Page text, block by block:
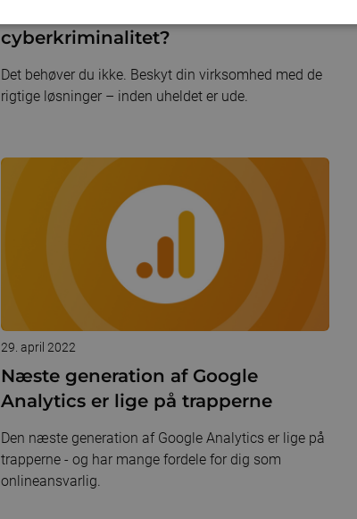
cyberkriminalitet?
Det behøver du ikke. Beskyt din virksomhed med de
rigtige løsninger – inden uheldet er ude.
29. april 2022
Næste generation af Google
Analytics er lige på trapperne
Den næste generation af Google Analytics er lige på
trapperne - og har mange fordele for dig som
onlineansvarlig.